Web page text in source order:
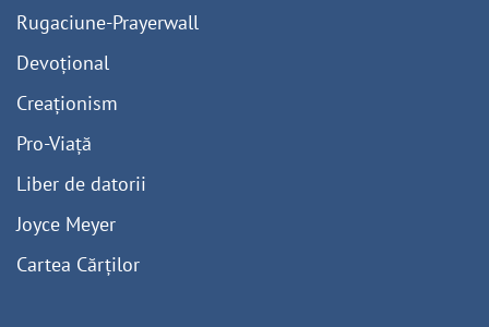
Rugaciune-Prayerwall
Devoțional
Creaționism
Pro-Viață
Liber de datorii
Joyce Meyer
Cartea Cărților